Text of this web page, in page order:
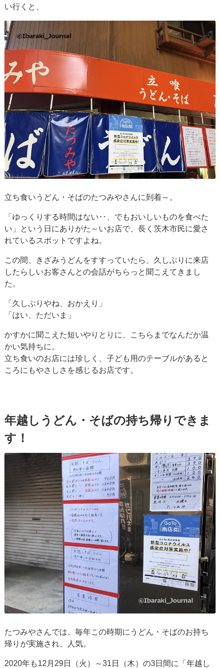
い行くと、
立ち食いうどん・そばのたつみやさんに到着～。
「ゆっくりする時間はない‥、でもおいしいものを食べた
い」という日にありがた～いお店で、長く茨木市民に愛さ
れているスポットですよね。
この間、きざみうどんをすすっていたら、久しぶりに来店
したらしいお客さんとの会話がちらっと聞こえてきまし
た。
「久しぶりやね、おかえり」
「はい、ただいま」
かすかに聞こえた短いやりとりに、こちらまでなんだか温
かい気持ちに。
立ち食いのお店には珍しく、子ども用のテーブルがあると
ころにもやさしさを感じるお店です。
年越しうどん・そばの持ち帰りできま
す！
たつみやさんでは、毎年この時期にうどん・そばのお持ち
帰りが実施され、人気。
2020年も12月29日（火）～31日（木）の3日間に「年越し